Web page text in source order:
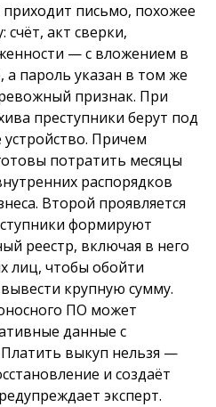
письмо, похожее
акт сверки,
— с вложением в
а пароль указан в том же
признак. При
преступники берут под
Причем
потратить месяцы
распорядков
Второй проявляется
формируют
реестр, включая в него
лиц, чтобы обойти
крупную сумму.
ПО может
данные с
выкуп нельзя —
и создаёт
эксперт.